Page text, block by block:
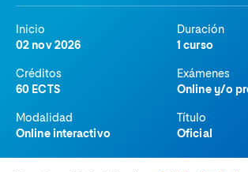
Inicio
02 nov 2026
Duración
1 curso
Créditos
60 ECTS
Exámenes
Online y/o
Modalidad
Online interactivo
Título
Oficial